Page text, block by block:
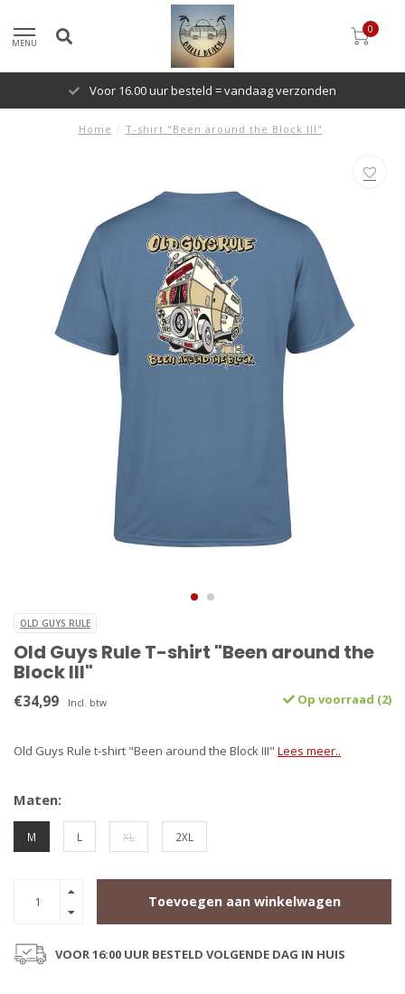
MENU
0
Voor 16.00 uur besteld = vandaag verzonden
Home / T-shirt "Been around the Block III"
OLD GUYS RULE
Old Guys Rule T-shirt "Been around the
Block III"
€34,99 Incl. btw Op voorraad (2)
Old Guys Rule t-shirt "Been around the Block III" Lees meer..
Maten:
M L XL 2XL
Toevoegen aan winkelwagen
VOOR 16:00 UUR BESTELD VOLGENDE DAG IN HUIS